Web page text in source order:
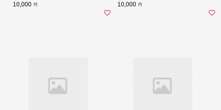
10,000 円 10,000 円